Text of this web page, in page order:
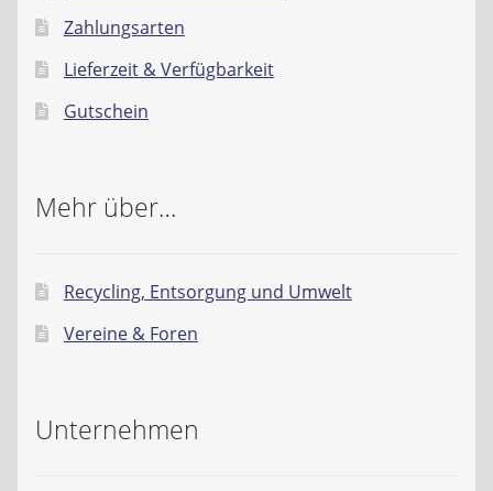
Zahlungsarten
Lieferzeit & Verfügbarkeit
Gutschein
Mehr über…
Recycling, Entsorgung und Umwelt
Vereine & Foren
Unternehmen